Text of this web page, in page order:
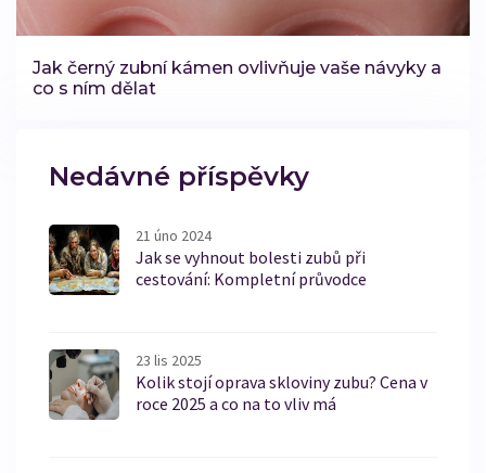
Jak černý zubní kámen ovlivňuje vaše návyky a
co s ním dělat
Nedávné příspěvky
21 úno 2024
Jak se vyhnout bolesti zubů při
cestování: Kompletní průvodce
23 lis 2025
Kolik stojí oprava skloviny zubu? Cena v
roce 2025 a co na to vliv má